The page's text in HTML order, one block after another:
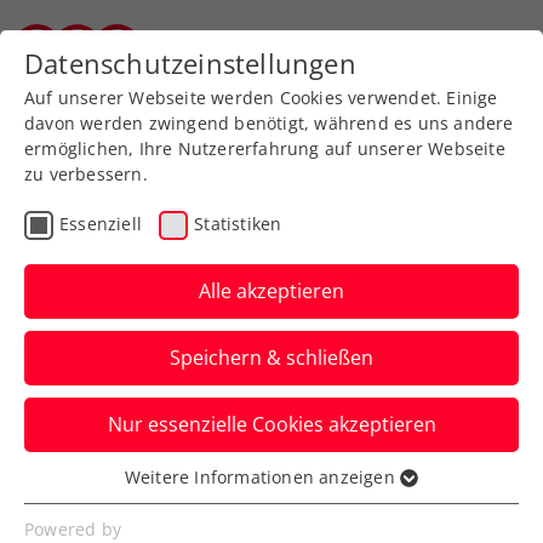
Aktuelle News
News filtern
Datenschutzeinstellungen
Auf unserer Webseite werden Cookies verwendet. Einige
davon werden zwingend benötigt, während es uns andere
ermöglichen, Ihre Nutzererfahrung auf unserer Webseite
zu verbessern.
Essenziell Statistiken
Alle akzeptieren
Speichern & schließen
Nur essenzielle Cookies akzeptieren
Essenziell
Essenzielle Cookies werden für grundlegende
Weitere Informationen anzeigen
Powered by